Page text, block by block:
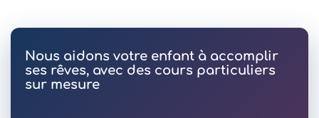
Nous aidons votre enfant à accomplir
ses rêves, avec des cours particuliers
sur mesure